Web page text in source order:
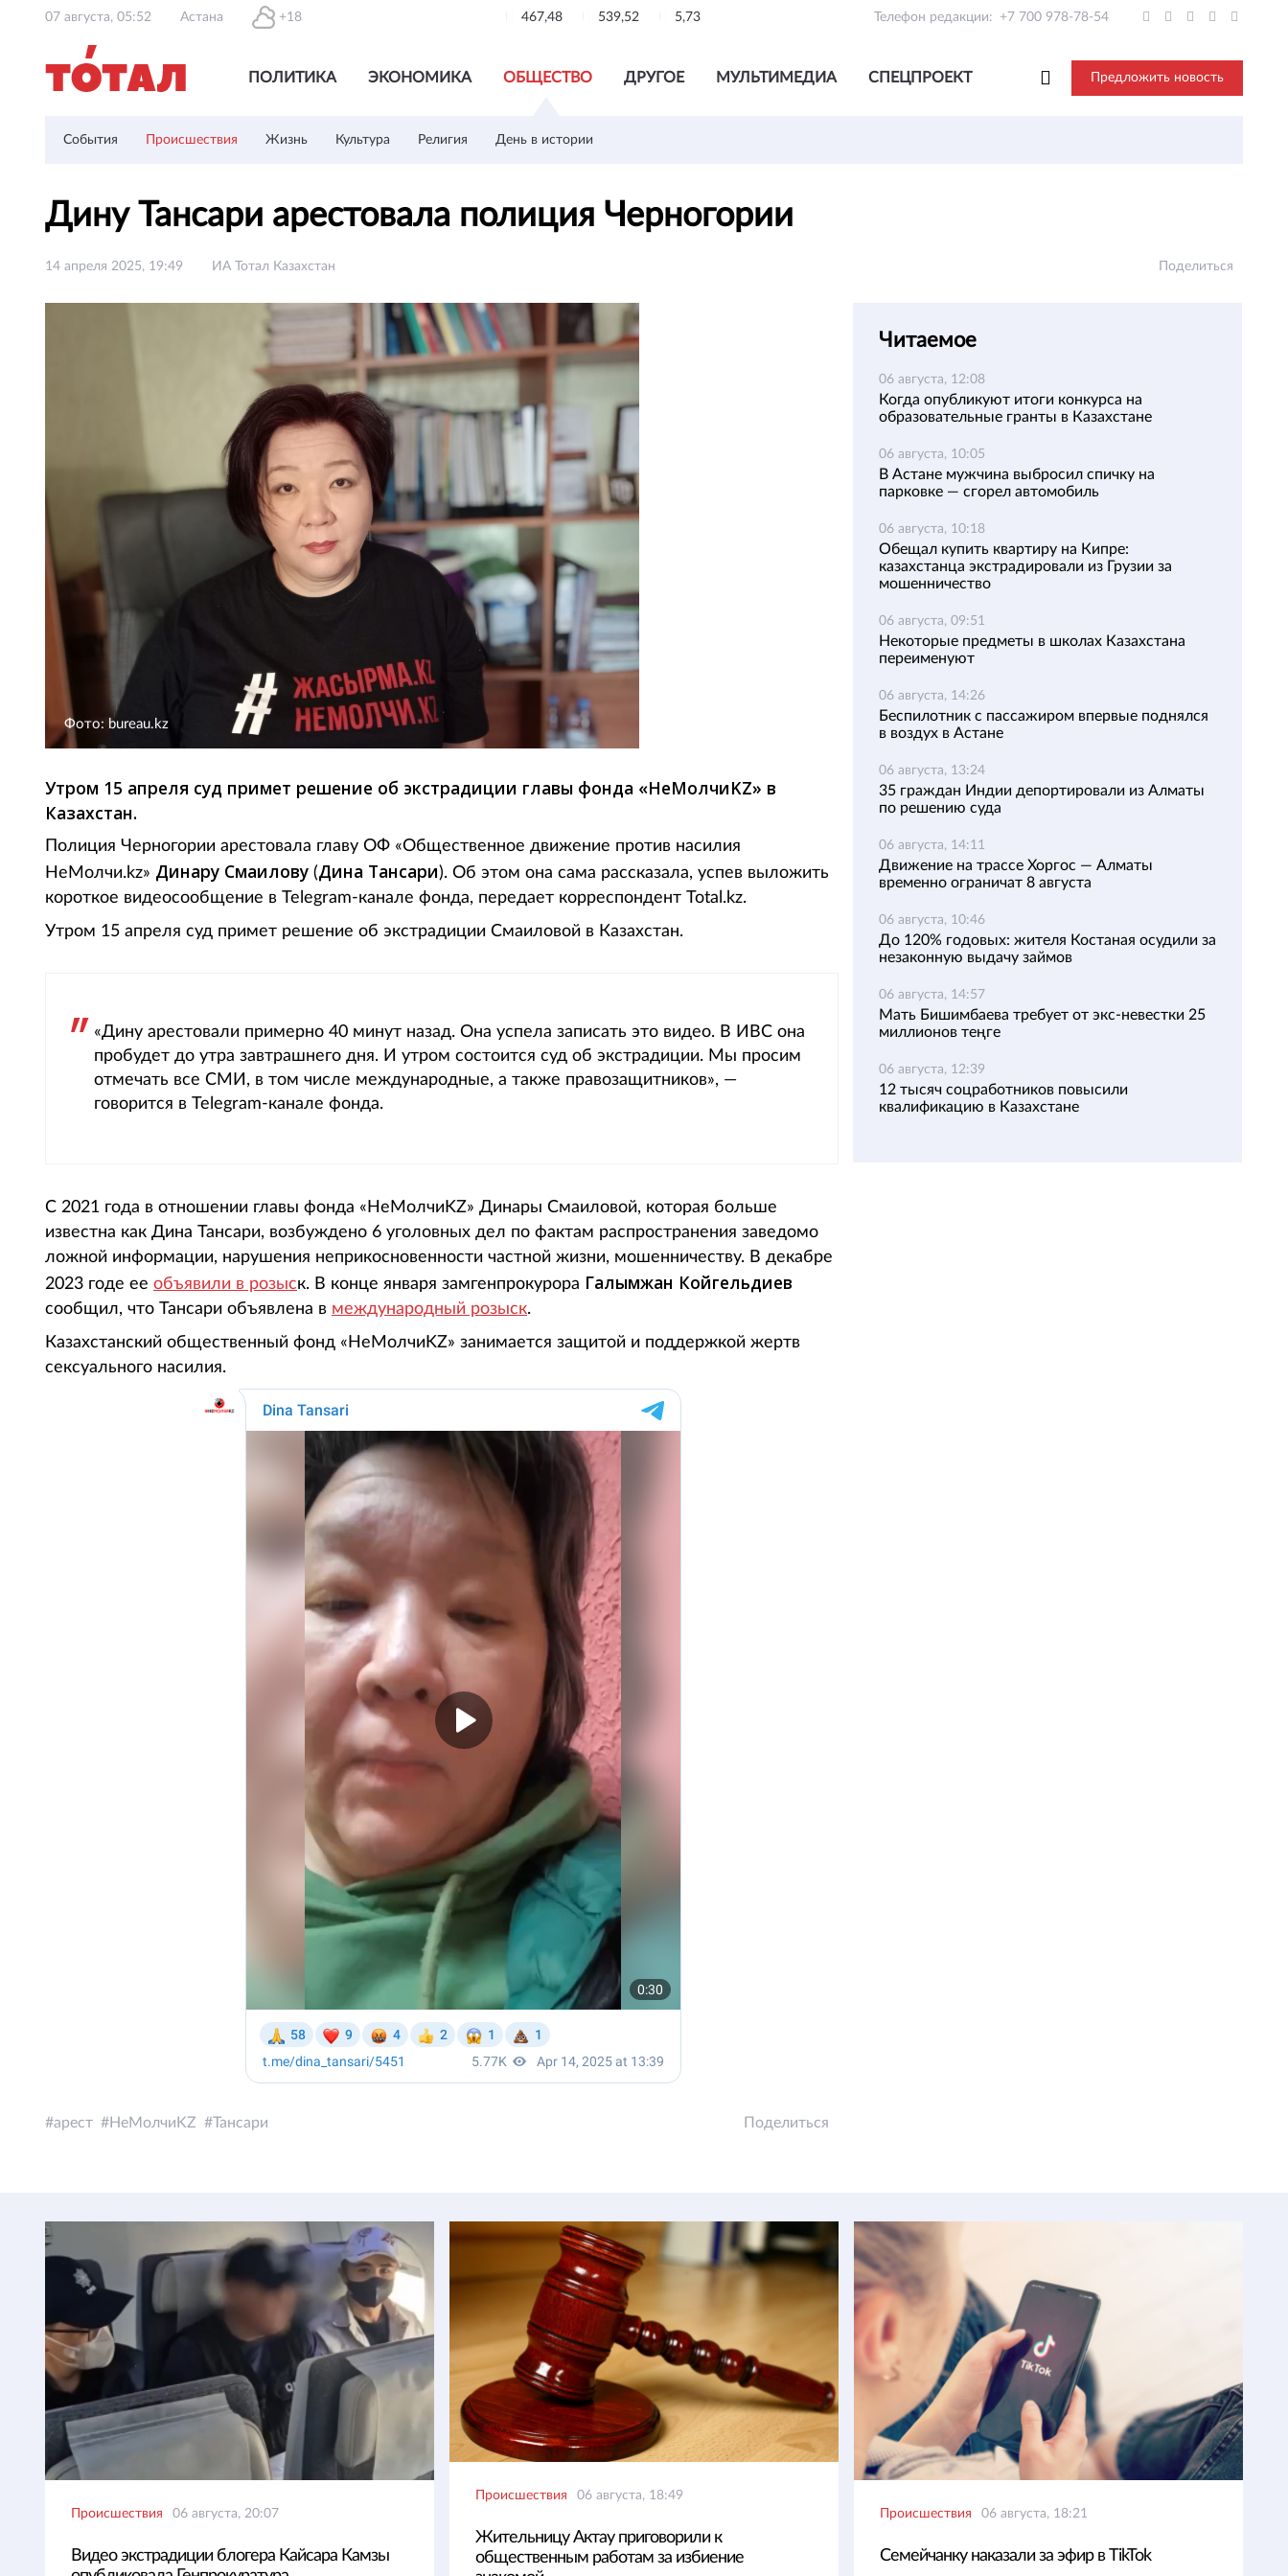
07 августа, 05:52 Астана +18 467,48 539,52 5,73 Телефон редакции: +7 700 978-78-54
ПОЛИТИКА ЭКОНОМИКА ОБЩЕСТВО ДРУГОЕ МУЛЬТИМЕДИА СПЕЦПРОЕКТ Предложить новость
События Происшествия Жизнь Культура Религия День в истории
Дину Тансари арестовала полиция Черногории
14 апреля 2025, 19:49 ИА Тотал Казахстан Поделиться
Фото: bureau.kz
Утром 15 апреля суд примет решение об экстрадиции главы фонда «НеМолчиKZ» в
Казахстан.
Полиция Черногории арестовала главу ОФ «Общественное движение против насилия
НеМолчи.kz» Динару Смаилову (Дина Тансари). Об этом она сама рассказала, успев выложить
короткое видеосообщение в Telegram-канале фонда, передает корреспондент Total.kz.
Утром 15 апреля суд примет решение об экстрадиции Смаиловой в Казахстан.
«Дину арестовали примерно 40 минут назад. Она успела записать это видео. В ИВС она
пробудет до утра завтрашнего дня. И утром состоится суд об экстрадиции. Мы просим
отмечать все СМИ, в том числе международные, а также правозащитников», —
говорится в Telegram-канале фонда.
С 2021 года в отношении главы фонда «НеМолчиKZ» Динары Смаиловой, которая больше
известна как Дина Тансари, возбуждено 6 уголовных дел по фактам распространения заведомо
ложной информации, нарушения неприкосновенности частной жизни, мошенничеству. В декабре
2023 годе ее объявили в розыск. В конце января замгенпрокурора Галымжан Койгельдиев
сообщил, что Тансари объявлена в международный розыск.
Казахстанский общественный фонд «НеМолчиKZ» занимается защитой и поддержкой жертв
сексуального насилия.
арест НеМолчиKZ Тансари Поделиться
Читаемое
06 августа, 12:08
Когда опубликуют итоги конкурса на
образовательные гранты в Казахстане
06 августа, 10:05
В Астане мужчина выбросил спичку на
парковке — сгорел автомобиль
06 августа, 10:18
Обещал купить квартиру на Кипре:
казахстанца экстрадировали из Грузии за
мошенничество
06 августа, 09:51
Некоторые предметы в школах Казахстана
переименуют
06 августа, 14:26
Беспилотник с пассажиром впервые поднялся
в воздух в Астане
06 августа, 13:24
35 граждан Индии депортировали из Алматы
по решению суда
06 августа, 14:11
Движение на трассе Хоргос — Алматы
временно ограничат 8 августа
06 августа, 10:46
До 120% годовых: жителя Костаная осудили за
незаконную выдачу займов
06 августа, 14:57
Мать Бишимбаева требует от экс-невестки 25
миллионов теңге
06 августа, 12:39
12 тысяч соцработников повысили
квалификацию в Казахстане
Происшествия 06 августа, 20:07
Видео экстрадиции блогера Кайсара Камзы
Происшествия 06 августа, 18:49
Жительницу Актау приговорили к
общественным работам за избиение
Происшествия 06 августа, 18:21
Семейчанку наказали за эфир в TikTok